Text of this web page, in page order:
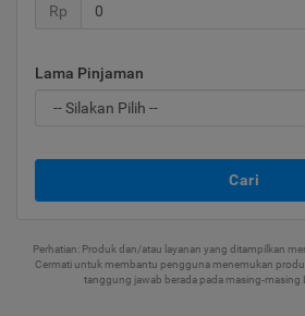
Rp
Lama Pinjaman
Cari
Perhatian: Produk dan/atau layanan yang ditampilkan
Cermati untuk membantu pengguna menemukan
tanggung jawab berada pada masing-masing